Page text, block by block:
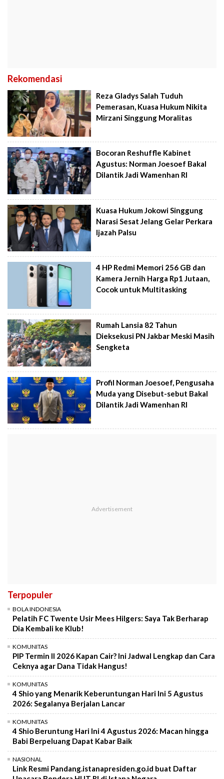
Rekomendasi
Reza Gladys Salah Tuduh
Pemerasan, Kuasa Hukum Nikita
Mirzani Singgung Moralitas
Bocoran Reshuffle Kabinet
Agustus: Norman Joesoef Bakal
Dilantik Jadi Wamenhan RI
Kuasa Hukum Jokowi Singgung
Narasi Sesat Jelang Gelar Perkara
Ijazah Palsu
4 HP Redmi Memori 256 GB dan
Kamera Jernih Harga Rp1 Jutaan,
Cocok untuk Multitasking
Rumah Lansia 82 Tahun
Dieksekusi PN Jakbar Meski Masih
Sengketa
Profil Norman Joesoef, Pengusaha
Muda yang Disebut-sebut Bakal
Dilantik Jadi Wamenhan RI
Terpopuler
BOLA INDONESIA
Pelatih FC Twente Usir Mees Hilgers: Saya Tak Berharap
Dia Kembali ke Klub!
KOMUNITAS
PIP Termin II 2026 Kapan Cair? Ini Jadwal Lengkap dan Cara
Ceknya agar Dana Tidak Hangus!
KOMUNITAS
4 Shio yang Menarik Keberuntungan Hari Ini 5 Agustus
2026: Segalanya Berjalan Lancar
KOMUNITAS
4 Shio Beruntung Hari Ini 4 Agustus 2026: Macan hingga
Babi Berpeluang Dapat Kabar Baik
NASIONAL
Link Resmi Pandang.istanapresiden.go.id buat Daftar